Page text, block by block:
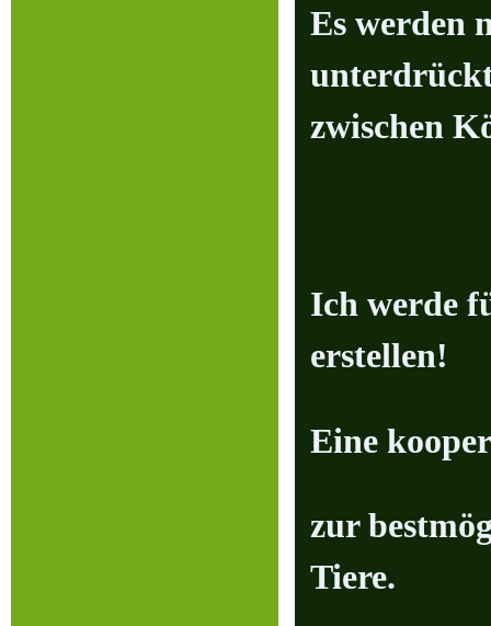
Es werden
zwischen
Ich werde
erstellen!
Eine
zur
Tiere.